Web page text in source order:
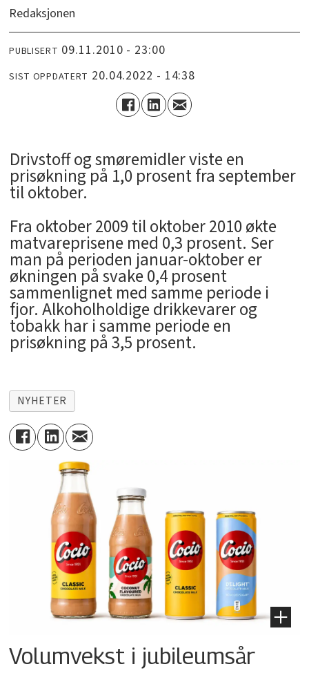
Redaksjonen
PUBLISERT 09.11.2010 - 23:00
SIST OPPDATERT 20.04.2022 - 14:38
Drivstoff og smøremidler viste en
prisøkning på 1,0 prosent fra september
til oktober.
Fra oktober 2009 til oktober 2010 økte
matvareprisene med 0,3 prosent. Ser
man på perioden januar-oktober er
økningen på svake 0,4 prosent
sammenlignet med samme periode i
fjor. Alkoholholdige drikkevarer og
tobakk har i samme periode en
prisøkning på 3,5 prosent.
NYHETER
Volumvekst i jubileumsår